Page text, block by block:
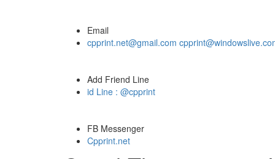
Email
cpprint.net@gmail.com
Add Friend Line
id Line : @cpprint
FB Messenger
Cpprint.net